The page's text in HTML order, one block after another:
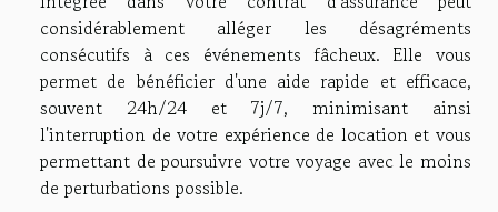
considérablement alléger les désagréments
consécutifs à ces événements fâcheux. Elle vous
permet de bénéficier d'une aide rapide et efficace,
souvent 24h/24 et 7j/7, minimisant ainsi
l'interruption de votre expérience de location et vous
permettant de poursuivre votre voyage avec le moins
de perturbations possible.